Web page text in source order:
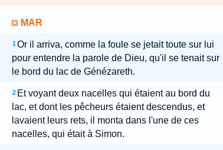
MAR
1 Or il arriva, comme la foule se jetait toute sur lui
pour entendre la parole de Dieu, qu'il se tenait sur
le bord du lac de Génézareth.
2 Et voyant deux nacelles qui étaient au bord du
lac, et dont les pêcheurs étaient descendus, et
lavaient leurs rets, il monta dans l'une de ces
nacelles, qui était à Simon.